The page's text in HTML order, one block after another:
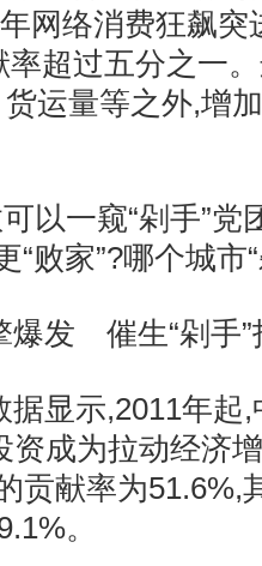
网络消费狂飙突
超过五分之一
运量等之外,增
一窥“剁手”党
“败家”?哪个城市
发 催生“剁手”
显示,2011年起,
资成为拉动经济
贡献率为51.6%,
。